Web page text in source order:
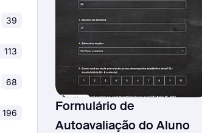
39
113
68
196
Formulário de
Autoavaliação do Aluno